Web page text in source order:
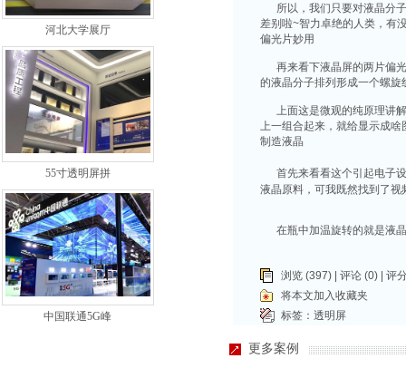
所以，我们只要对液晶分子
差别啦~智力卓绝的人类，有
偏光片妙用
再来看下液晶屏的两片偏光
的液晶分子排列形成一个螺
上面这是微观的纯原理讲解
上一组合起来，就给显示成啥
制造液晶
首先来看看这个引起电子设
液晶原料，可我既然找到了
在瓶中加温旋转的就是液
浏览 (397) | 评论 (0) | 评
将本文加入收藏夹
标签： 透明屏
河北大学展厅
55寸透明屏拼
中国联通5G峰
更多案例